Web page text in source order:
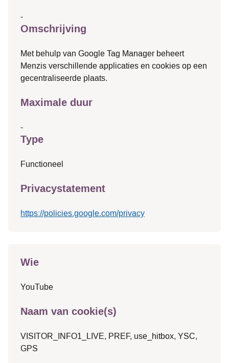
-
Omschrijving
Met behulp van Google Tag Manager beheert
Menzis verschillende applicaties en cookies op een
gecentraliseerde plaats.
Maximale duur
-
Type
Functioneel
Privacystatement
https://policies.google.com/privacy
Wie
YouTube
Naam van cookie(s)
VISITOR_INFO1_LIVE, PREF, use_hitbox, YSC,
GPS